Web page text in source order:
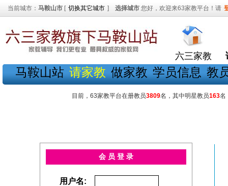
当前城市： 马鞍山市 [ 切换其它城市 ] 选择城市 您好，欢迎来63家教平台！请
六三家教
马鞍山站 请家教 做家教 学员信息 教
目前，63家教平台在册教员3809名，其中明星教员163名
会 员 登 录
用户名: